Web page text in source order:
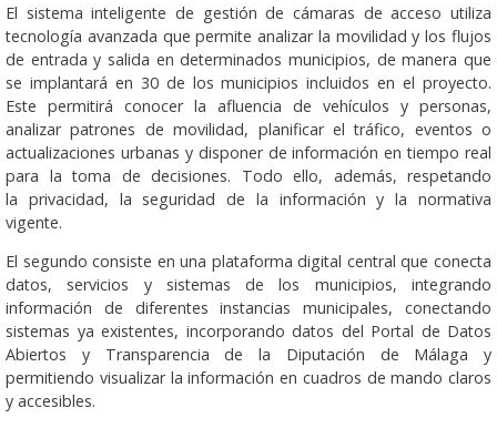
El sistema inteligente de gestión de cámaras de acceso utiliza
tecnología avanzada que permite analizar la movilidad y los flujos
de entrada y salida en determinados municipios, de manera que
se implantará en 30 de los municipios incluidos en el proyecto.
Este permitirá conocer la afluencia de vehículos y personas,
analizar patrones de movilidad, planificar el tráfico, eventos o
actualizaciones urbanas y disponer de información en tiempo real
para la toma de decisiones. Todo ello, además, respetando
la privacidad, la seguridad de la información y la normativa
vigente.
El segundo consiste en una plataforma digital central que conecta
datos, servicios y sistemas de los municipios, integrando
información de diferentes instancias municipales, conectando
sistemas ya existentes, incorporando datos del Portal de Datos
Abiertos y Transparencia de la Diputación de Málaga y
permitiendo visualizar la información en cuadros de mando claros
y accesibles.